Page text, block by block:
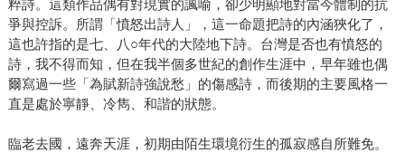
粹詩。這類作品偶有對現實的諷喻，卻少明顯地對當今體制的抗
爭與控訴。所謂「憤怒出詩人」，這一命題把詩的內涵狹化了，
這也許指的是七、八○年代的大陸地下詩。台灣是否也有憤怒的
詩，我不得而知，但在我半個多世紀的創作生涯中，早年雖也偶
爾寫過一些「為賦新詩強說愁」的傷感詩，而後期的主要風格一
直是處於寧靜、冷雋、和諧的狀態。
臨老去國，遠奔天涯，初期由陌生環境衍生的孤寂感自所難免。